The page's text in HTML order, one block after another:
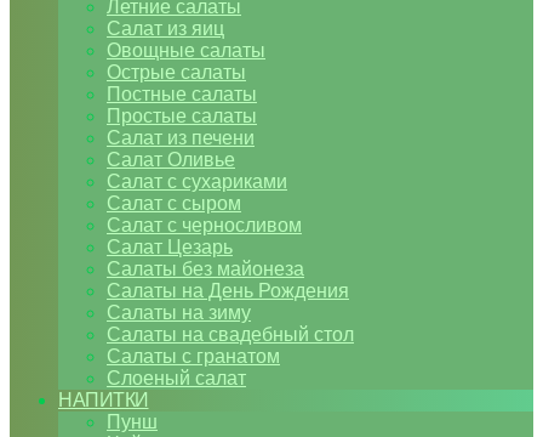
Летние салаты
Салат из яиц
Овощные салаты
Острые салаты
Постные салаты
Простые салаты
Салат из печени
Салат Оливье
Салат с сухариками
Салат с сыром
Салат с черносливом
Салат Цезарь
Салаты без майонеза
Салаты на День Рождения
Салаты на зиму
Салаты на свадебный стол
Салаты с гранатом
Слоеный салат
НАПИТКИ
Пунш